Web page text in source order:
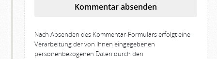
Kommentar absenden
Nach Absenden des Kommentar-Formulars erfolgt eine
Verarbeitung der von Ihnen eingegebenen
personenbezogenen Daten durch den